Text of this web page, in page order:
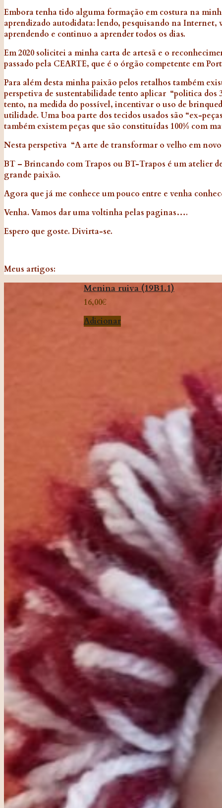
Embora tenha tido alguma formação em costura na
aprendizado autodidata: lendo, pesquisando na
aprendendo e continuo a aprender todos os dias.
Em 2020 solicitei a minha carta de artesã e o
passado pela CEARTE, que é o órgão competente em
Para além desta minha paixão pelos retalhos também
perspetiva de sustentabilidade tento aplicar “politica
tento, na medida do possível, incentivar o uso de
utilidade. Uma boa parte dos tecidos usados são “ex-
também existem peças que são constituídas 100% com
​Nesta perspetiva “A arte de transformar o velho em
BT – Brincando com Trapos ou BT-Trapos é um atelier
grande paixão.
Agora que já me conhece um pouco entre e venha
Venha. Vamos dar uma voltinha pelas paginas….
Espero que goste. Divirta-se.
Meus artigos:
Menina ruiva (19B1.1)
16,00€
Adicionar